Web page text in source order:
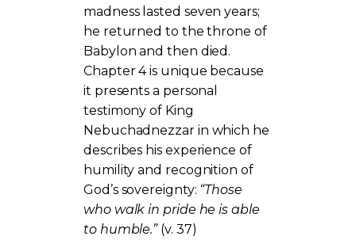
madness lasted seven years;
he returned to the throne of
Babylon and then died.
Chapter 4 is unique because
it presents a personal
testimony of King
Nebuchadnezzar in which he
describes his experience of
humility and recognition of
God’s sovereignty: “Those
who walk in pride he is able
to humble.”(v. 37)